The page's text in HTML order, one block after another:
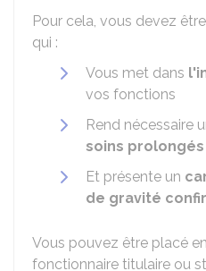
Pour cela, vous devez
qui :
Vous met dans
vos fonctions
Rend nécessaire
soins prolongés
Et présente un
de gravité
Vous pouvez être placé
fonctionnaire titulaire ou